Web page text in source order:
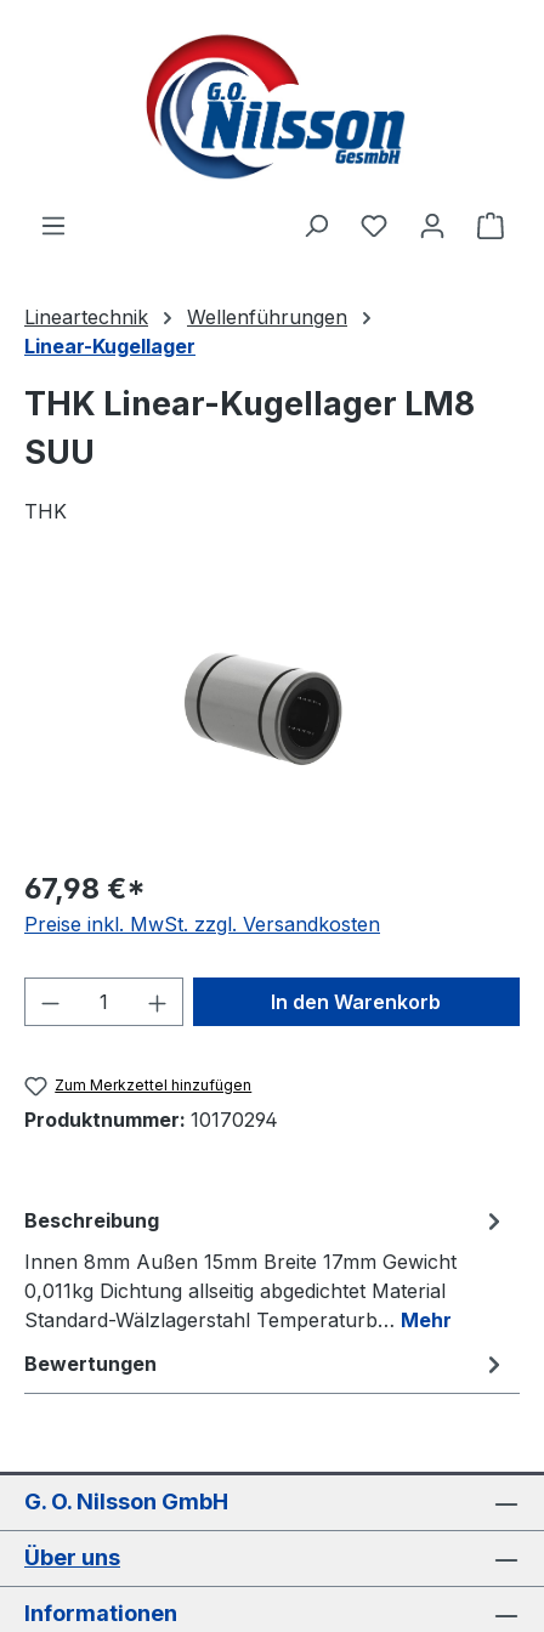
Zum Hauptinhalt springen
Lineartechnik
Wellenführungen
Linear-Kugellager
THK Linear-Kugellager LM8
SUU
THK
67,98 €*
Preise inkl. MwSt. zzgl. Versandkosten
Produkt Anzahl: Gib denIn den Warenkorb
Zum Merkzettel hinzufügen
Produktnummer: 10170294
Beschreibung
Innen 8mm Außen 15mm Breite 17mm Gewicht
0,011kg Dichtung allseitig abgedichtet Material
Standard-Wälzlagerstahl Temperaturb… Mehr
Bewertungen
G. O. Nilsson GmbH
Über uns
Informationen